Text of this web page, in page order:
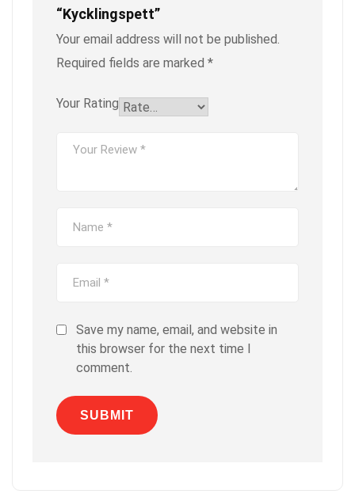
“Kycklingspett”
Your email address will not be published.
Required fields are marked *
Your Rating
Save my name, email, and website in
this browser for the next time I
comment.